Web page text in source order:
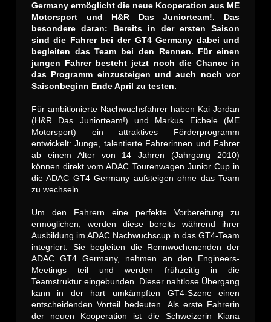
Germany ermöglicht die neue Kooperation aus ME
Motorsport und H&R Das Juniorteam!. Das
besondere daran: Bereits in der ersten Saison
sind die Fahrer bei der GT4 Germany dabei und
begleiten das Team bei den Rennen. Für einen
jungen Fahrer besteht jetzt noch die Chance in
das Programm einzusteigen und auch noch vor
Saisonbeginn Ende April zu testen.
Für ambitionierte Nachwuchsfahrer haben Kai Jordan
(H&R Das Juniorteam!) und Markus Eichele (ME
Motorsport) ein attraktives Förderprogramm
entwickelt: Junge, talentierte Fahrerinnen und Fahrer
ab einem Alter von 14 Jahren (Jahrgang 2010)
können direkt vom ADAC Tourenwagen Junior Cup in
die ADAC GT4 Germany aufsteigen ohne das Team
zu wechseln.
Um den Fahrern eine perfekte Vorbereitung zu
ermöglichen, werden diese bereits während ihrer
Ausbildung im ADAC Nachwuchscup in das GT4-Team
integriert: Sie begleiten die Rennwochenenden der
ADAC GT4 Germany, nehmen an den Engineers-
Meetings teil und werden frühzeitig in die
Teamstruktur eingebunden. Dieser nahtlose Übergang
kann in der hart umkämpften GT4-Szene einen
entscheidenden Vorteil bedeuten. Als erste Fahrerin
der neuen Kooperation ist die Schweizerin Kiana